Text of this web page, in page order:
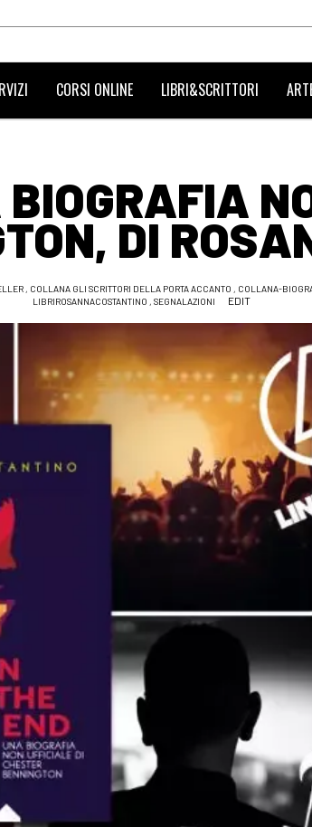
CORSI ONLINE LIBRI&SCRITTORI
DI
, COLLANA GLI SCRITTORI DELLA PORTA ACCANTO , COLLANA-
LIBRIROSANNACOSTANTINO , SEGNALAZIONI EDIT